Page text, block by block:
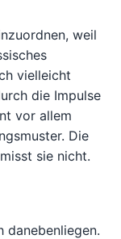
weil
vielleicht
die Impulse
vor allem
Die
sie nicht.
danebenliegen.